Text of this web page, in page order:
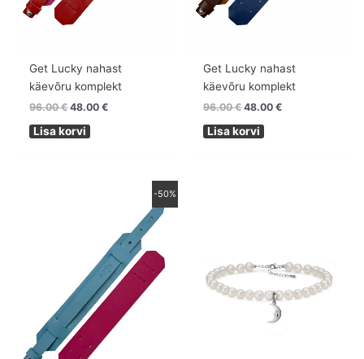
Get Lucky nahast
käevõru komplekt
96.00€ 48.00€
Lisa korvi
Get Lucky nahast
käevõru komplekt
96.00€ 48.00€
Lisa korvi
-50%
Praegune
48.00 €.